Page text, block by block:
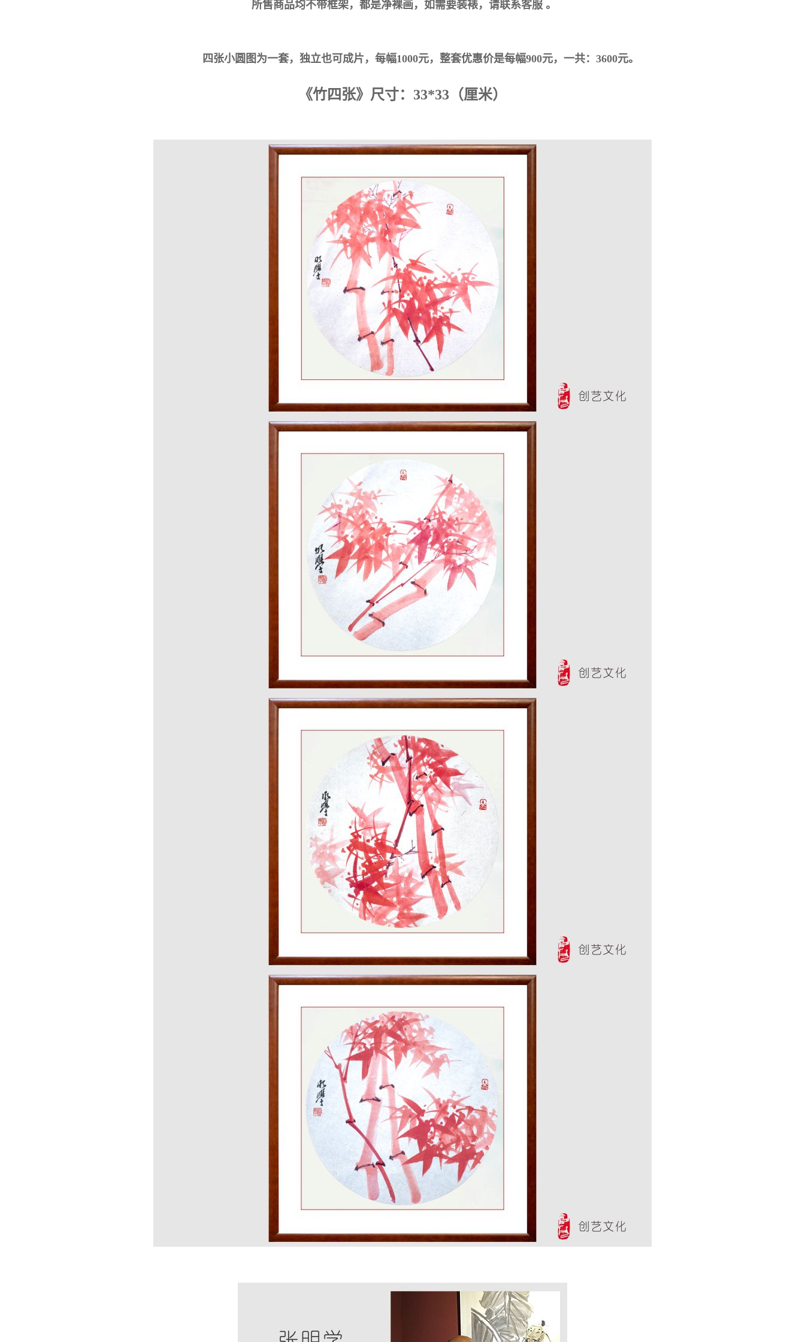
所售商品均不带框架，都是净裸画，如需要装裱，请联系客服 。
四张小圆图为一套，独立也可成片，每幅1000元，整套优惠价是每幅900元，一共：3600元。
《竹四张》尺寸：33*33（厘米）